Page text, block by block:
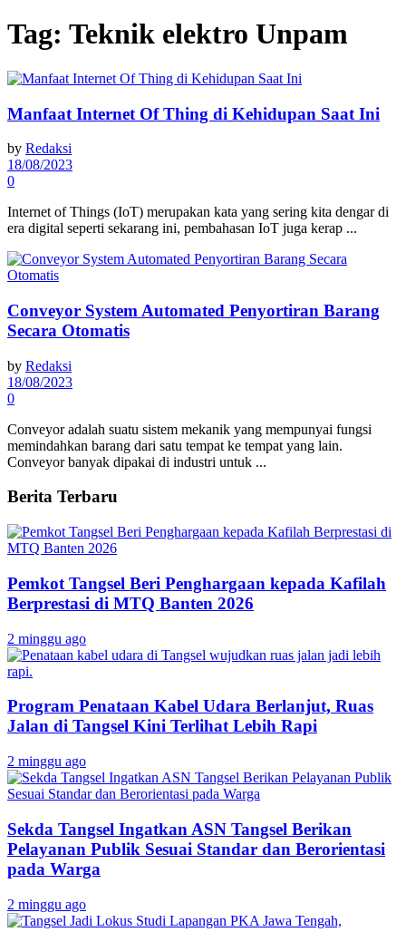
Tag: Teknik elektro Unpam
Manfaat Internet Of Thing di Kehidupan Saat Ini
by Redaksi
18/08/2023
0
Internet of Things (IoT) merupakan kata yang sering kita dengar di
era digital seperti sekarang ini, pembahasan IoT juga kerap ...
Conveyor System Automated Penyortiran Barang
Secara Otomatis
by Redaksi
18/08/2023
0
Conveyor adalah suatu sistem mekanik yang mempunyai fungsi
memindahkan barang dari satu tempat ke tempat yang lain.
Conveyor banyak dipakai di industri untuk ...
Berita Terbaru
Pemkot Tangsel Beri Penghargaan kepada Kafilah
Berprestasi di MTQ Banten 2026
2 minggu ago
Program Penataan Kabel Udara Berlanjut, Ruas
Jalan di Tangsel Kini Terlihat Lebih Rapi
2 minggu ago
Sekda Tangsel Ingatkan ASN Tangsel Berikan
Pelayanan Publik Sesuai Standar dan Berorientasi
pada Warga
2 minggu ago